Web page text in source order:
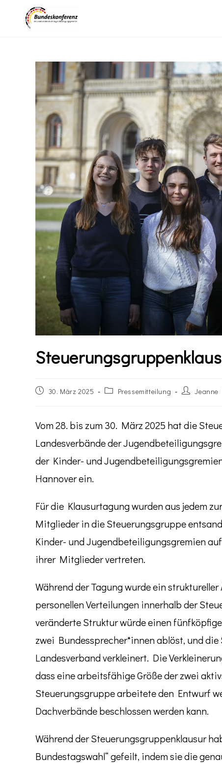
30. März 2025 Pressemitteilung Jeanne
Vom 28. bis zum 30. März 2025 hat die
Landesverbände der
der Kinder- und
Hannover ein.
Für die Klausurtagung wurden aus jedem
Mitglieder in die Steuerungsgruppe
Kinder- und Jugendbeteiligungsgremien
ihrer Mitglieder vertreten.
Während der Tagung wurde ein
personellen Verteilungen innerhalb der
veränderte Struktur würde einen
zwei Bundessprecher*innen ablöst, und
Landesverband verkleinert. Die
dass eine arbeitsfähige Größe der zwei
Steuerungsgruppe arbeitete den Entwurf
Dachverbände beschlossen werden kann.
Während der Steuerungsgruppenklausur
Bundestagswahl“ gefeilt, indem sie die